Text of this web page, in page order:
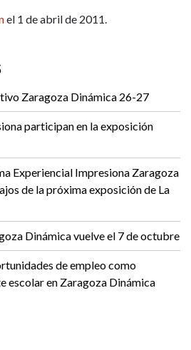
el 1 de abril de 2011.
Zaragoza Dinámica 26-27
participan en la exposición
Experiencial Impresiona Zaragoza
de la próxima exposición de La
Dinámica vuelve el 7 de octubre
de empleo como
escolar en Zaragoza Dinámica